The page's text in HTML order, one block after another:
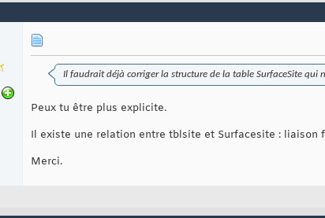
Il faudrait déjà corriger la structure de la table SurfaceSite qui
Peux tu être plus explicite.
Il existe une relation entre tblsite et Surfacesite : liaison
Merci.